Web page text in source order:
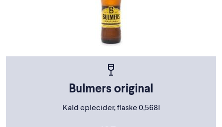
Bulmers original
Kald eplecider, flaske 0,568l